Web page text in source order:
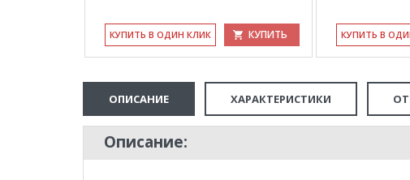
КУ­ПИТЬ В ОДИН КЛИК КУПИТЬ КУ­ПИТЬ В
ОПИСАНИЕ ХАРАКТЕРИСТИКИ
Описание: